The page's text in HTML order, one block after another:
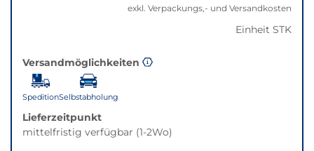
exkl. Verpackungs,- und Versandkosten
Einheit STK
Versandmöglichkeiten
SpeditionSelbstabholung
Lieferzeitpunkt
mittelfristig verfügbar (1-2Wo)